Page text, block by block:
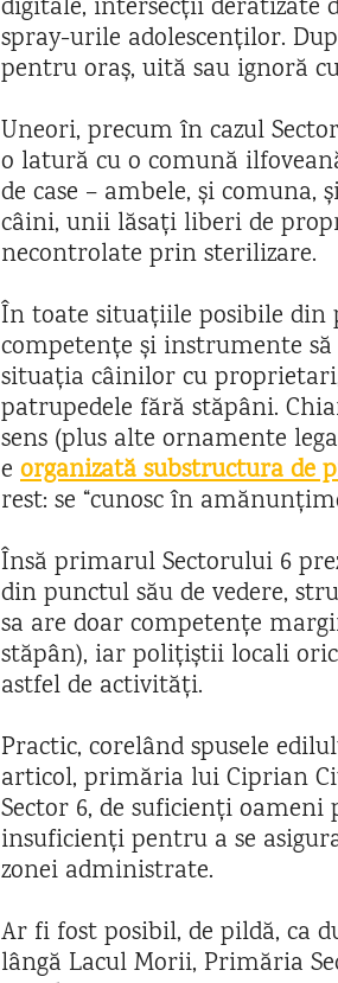
digitale, intersecții deratizate
spray-urile adolescenților.
pentru oraș, uită sau ignoră
Uneori, precum în cazul
o latură cu o comună
de case – ambele, și
câini, unii lăsați liberi de
necontrolate prin sterilizare.
În toate situațiile posibile din
competențe și instrumente
situația câinilor cu
patrupedele fără stăpâni.
sens (plus alte ornamente
e organizată substructura de
rest: se “cunosc în
Însă primarul Sectorului 6
din punctul său de vedere,
sa are doar competențe
stăpân), iar polițiștii locali
astfel de activități.
Practic, corelând spusele
articol, primăria lui Ciprian
Sector 6, de suficienți
insuficienți pentru a se
zonei administrate.
Ar fi fost posibil, de pildă, ca
lângă Lacul Morii, Primăria